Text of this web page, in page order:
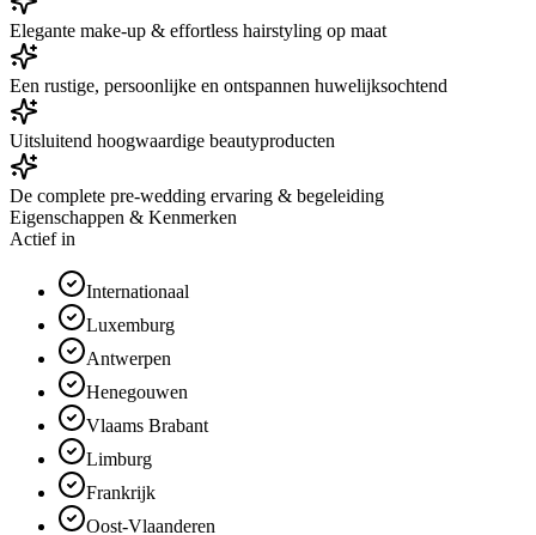
Elegante make-up & effortless hairstyling op maat
Een rustige, persoonlijke en ontspannen huwelijksochtend
Uitsluitend hoogwaardige beautyproducten
De complete pre-wedding ervaring & begeleiding
Eigenschappen & Kenmerken
Actief in
Internationaal
Luxemburg
Antwerpen
Henegouwen
Vlaams Brabant
Limburg
Frankrijk
Oost-Vlaanderen